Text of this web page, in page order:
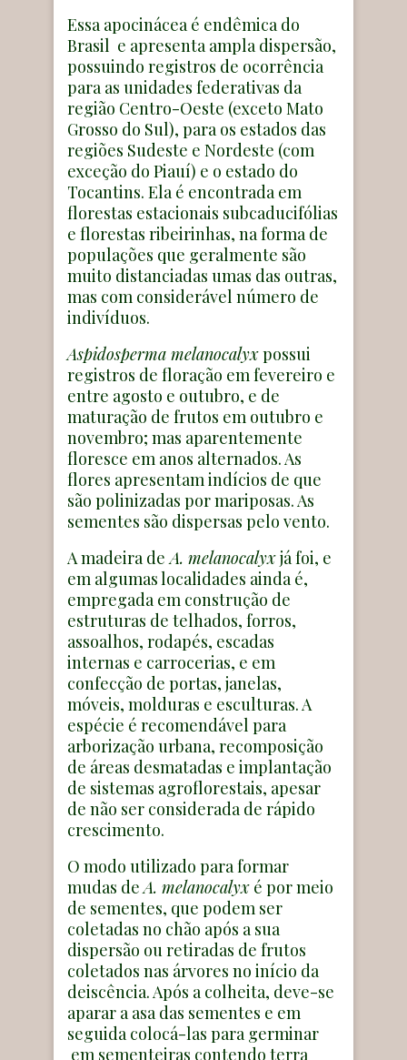
Essa apocinácea é endêmica do
Brasil e apresenta ampla dispersão,
possuindo registros de ocorrência
para as unidades federativas da
região Centro-Oeste (exceto Mato
Grosso do Sul), para os estados das
regiões Sudeste e Nordeste (com
exceção do Piauí) e o estado do
Tocantins. Ela é encontrada em
florestas estacionais subcaducifólias
e florestas ribeirinhas, na forma de
populações que geralmente são
muito distanciadas umas das outras,
mas com considerável número de
indivíduos.
Aspidosperma melanocalyxpossui
registros de floração em fevereiro e
entre agosto e outubro, e de
maturação de frutos em outubro e
novembro; mas aparentemente
floresce em anos alternados. As
flores apresentam indícios de que
são polinizadas por mariposas. As
sementes são dispersas pelo vento.
A madeira de A. melanocalyxjá foi, e
em algumas localidades ainda é,
empregada em construção de
estruturas de telhados, forros,
assoalhos, rodapés, escadas
internas e carrocerias, e em
confecção de portas, janelas,
móveis, molduras e esculturas. A
espécie é recomendável para
arborização urbana, recomposição
de áreas desmatadas e implantação
de sistemas agroflorestais, apesar
de não ser considerada de rápido
crescimento.
O modo utilizado para formar
mudas deA. melanocalyx é por meio
de sementes, que podem ser
coletadas no chão após a sua
dispersão ou retiradas de frutos
coletados nas árvores no início da
deiscência. Após a colheita, deve-se
aparar a asa das sementes e em
seguida colocá-las para germinar
em sementeiras contendo terra